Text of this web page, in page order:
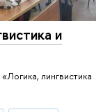
и
лингвистика